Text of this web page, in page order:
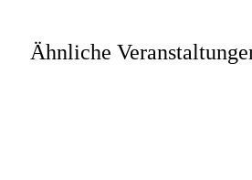
Ähnliche